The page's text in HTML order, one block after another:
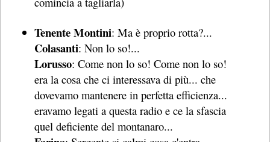
Tenente Montini: Ma è proprio rotta?...
Colasanti: Non lo so!...
Lorusso: Come non lo so! Come non lo so!
era la cosa che ci interessava di più... che
dovevamo mantenere in perfetta efficienza...
eravamo legati a questa radio e ce la sfascia
quel deficiente del montanaro...